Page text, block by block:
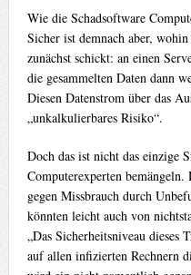
Wie die Schadsoftware
Sicher ist demnach aber,
zunächst schickt: an einen
die gesammelten Daten dann
Diesen Datenstrom über das
„unkalkulierbares Risiko“.
Doch das ist nicht das einzige
Computerexperten
gegen Missbrauch durch
könnten leicht auch von
„Das Sicherheitsniveau dieses
auf allen infizierten Rechnern